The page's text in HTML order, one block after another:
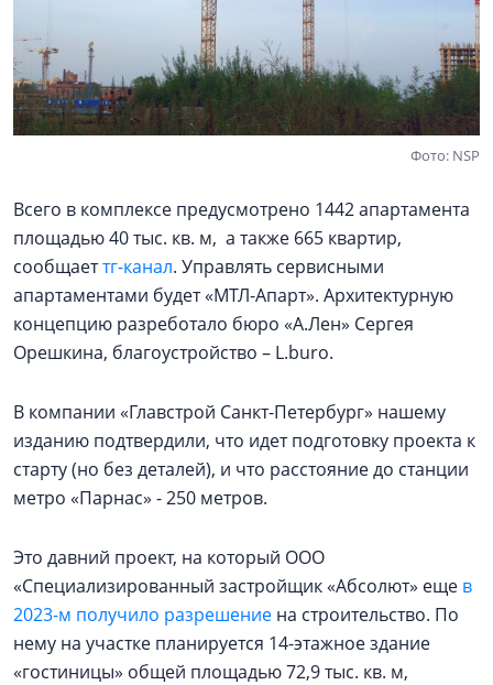
Фото: NSP
Всего в комплексе предусмотрено 1442 апартамента
площадью 40 тыс. кв. м, а также 665 квартир,
сообщаеттг-канал. Управлять сервисными
апартаментами будет «МТЛ-Апарт». Архитектурную
концепцию разреботало бюро «А.Лен» Сергея
Орешкина, благоустройство – L.buro.
В компании «Главстрой Санкт-Петербург» нашему
изданию подтвердили, что идет подготовку проекта к
старту (но без деталей), и что расстояние до станции
метро «Парнас» - 250 метров.
Это давний проект, на который ООО
«Специализированный застройщик «Абсолют» еще в
2023-м получило разрешение на строительство. По
нему на участке планируется 14-этажное здание
«гостиницы» общей площадью 72,9 тыс. кв. м,